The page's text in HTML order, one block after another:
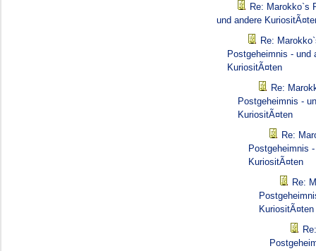
Re: Marokko`s
und andere
Re:
Postgeheimnis - und
KuriositÃ¤ten
Re:
Postgeheimnis -
KuriositÃ¤ten
Re:
Postgeheimnis
KuriositÃ¤ten
Re:
KuriositÃ¤ten